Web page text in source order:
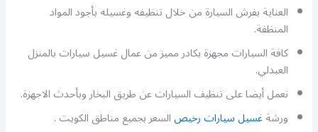
العناية بفرش السيارة من خلال تنظيفه وغسيله بأجود المواد
المنظفة.
كافة السيارات مجهزة بكادر مميز من عمال غسيل سيارات بالمنزل
العبدلي.
نعمل أيضا على تنظيف السيارات عن طريق البخار وبأحدث الاجهزة.
ورشةغسيل سيارات رخيصالسعر بجميع مناطق الكويت .